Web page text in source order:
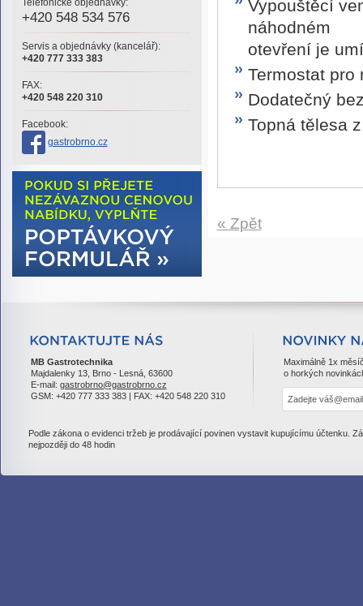
Telefonické objednávky:
+420 548 534 576
Servis a objednávky (kancelář):
+420 777 333 383
FAX:
+420 548 220 310
Facebook:
gastrobrno.cz
Vypouštěcí
náhodném
otevření je
Termostat pro
Dodatečný
Topná tělesa
« Zpět
MB Gastrotechnika
Majdalenky 13, Brno - Lesná, 63600
E-mail: gastrobrno@gastrobrno.cz
GSM: +420 777 333 383 | FAX: +420 548 220 310
Maximálně 1x
o horkých
Podle zákona o evidenci tržeb je prodávající povinen vystavit kupujícímu účtenku.
nejpozději do 48 hodin